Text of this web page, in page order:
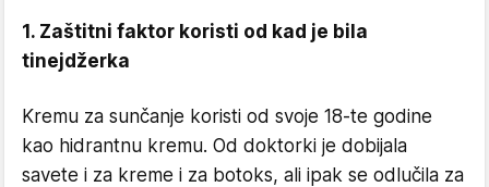
1. Zaštitni faktor koristi od kad je bila
tinejdžerka
Kremu za sunčanje koristi od svoje 18-te godine
kao hidrantnu kremu. Od doktorki je dobijala
savete i za kreme i za botoks, ali ipak se odlučila za